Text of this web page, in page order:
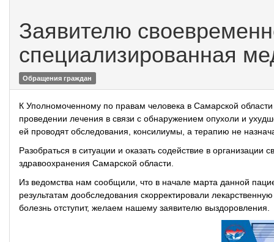
Заявителю
специализированная
Обращения граждан
К Уполномоченному по правам человека в Самарской
проведении лечения в связи с обнаружением опухоли и
ей проводят обследования, консилиумы, а терапию не
Разобраться в ситуации и оказать содействие в
здравоохранения Самарской области.
Из ведомства нам сообщили, что в начале марта данной
результатам дообследования скорректировали
болезнь отступит, желаем нашему заявителю выздоровления.